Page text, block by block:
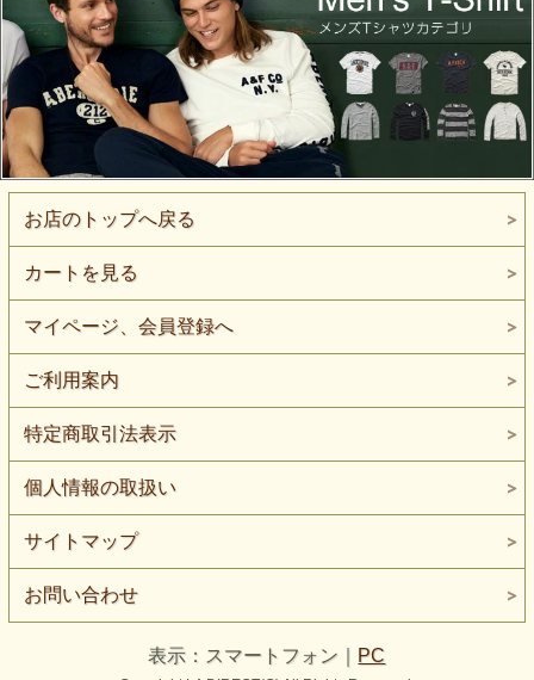
お店のトップへ戻る
カートを見る
マイページ、会員登録へ
ご利用案内
特定商取引法表示
個人情報の取扱い
サイトマップ
お問い合わせ
表示：スマートフォン｜ PC